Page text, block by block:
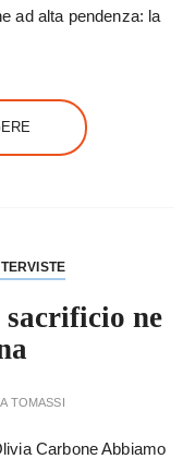
ad alta pendenza: la
ne
TOMASSI
Carbone Abbiamo